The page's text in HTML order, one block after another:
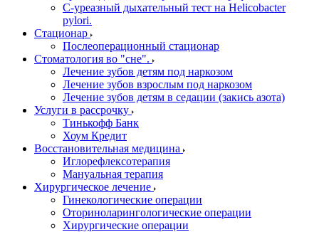
С-уреазный дыхательный тест на Helicobacter
pylori.
Стационар
Послеоперационный стационар
Стоматология во "сне".
Лечение зубов детям под наркозом
Лечение зубов взрослым под наркозом
Лечение зубов детям в седации (закись азота)
Услуги в рассрочку
Тинькофф Банк
Хоум Кредит
Восстановительная медицина
Иглорефлексотерапия
Мануальная терапия
Хирургическое лечение
Гинекологические операции
Оториноларингологические операции
Хирургические операции